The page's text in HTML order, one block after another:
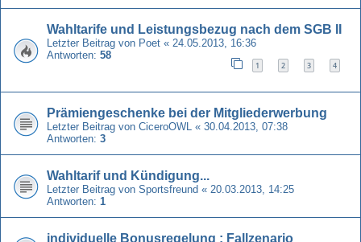
Wahltarife und Leistungsbezug nach dem SGB II
Letzter Beitrag von Poet « 24.05.2013, 16:36
Antworten: 58
1 2 3 4
Prämiengeschenke bei der Mitgliederwerbung
Letzter Beitrag von CiceroOWL « 30.04.2013, 07:38
Antworten: 3
Wahltarif und Kündigung...
Letzter Beitrag von Sportsfreund « 20.03.2013, 14:25
Antworten: 1
individuelle Bonusregelung : Fallzenario